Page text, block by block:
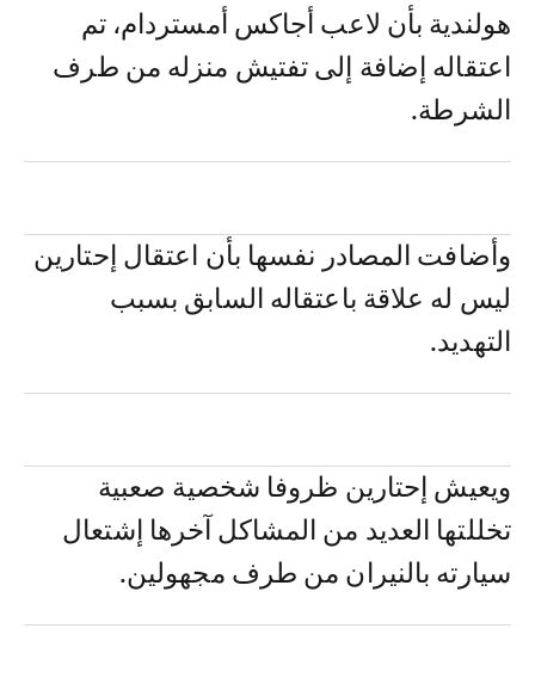
هولندية بأن لاعب أجاكس أمستردام، تم
اعتقاله إضافة إلى تفتيش منزله من طرف
الشرطة.
وأضافت المصادر نفسها بأن اعتقال إحتارين
ليس له علاقة باعتقاله السابق بسبب
التهديد.
ويعيش إحتارين ظروفا شخصية صعبية
تخللتها العديد من المشاكل آخرها إشتعال
سيارته بالنيران من طرف مجهولين.